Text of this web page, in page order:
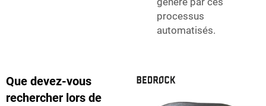
processus
automatisés.
Que devez-vous
rechercher lors de